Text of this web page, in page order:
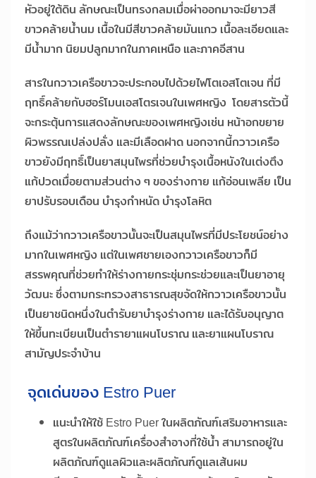
หัวอยู่ใต้ดิน ลักษณะเป็นทรงกลมเมื่อผ่าออกมาจะมียาวสี
ขาวคล้ายน้ำนม เนื้อในมีสีขาวคล้ายมันแกว เนื้อละเอียดและ
มีน้ำมาก นิยมปลูกมากในภาคเหนือ และภาคอีสาน
สารในกวาวเครือขาวจะประกอบไปด้วยไฟโตเอสโตเจน ที่มี
ฤทธิ์คล้ายกับฮอร์โมนเอสโตรเจนในเพศหญิง โดยสารตัวนี้
จะกระตุ้นการแสดงลักษณะของเพศหญิงเช่น หน้าอกขยาย
ผิวพรรณเปล่งปลั่ง และมีเลือดฝาด นอกจากนี้กวาวเครือ
ขาวยังมีฤทธิ์เป็นยาสมุนไพรที่ช่วยบำรุงเนื้อหนังในเต่งตึง
แก้ปวดเมื่อยตามส่วนต่าง ๆ ของร่างกาย แก้อ่อนเพลีย เป็น
ยาปรับรอบเดือน บำรุงกำหนัด บำรุงโลหิต
ถึงแม้ว่ากวาวเครือขาวนั้นจะเป็นสมุนไพรที่มีประโยชน์อย่าง
มากในเพศหญิง แต่ในเพศชายเองกวาวเครือขาวก็มี
สรรพคุณที่ช่วยทำให้ร่างกายกระชุ่มกระช่วยและเป็นยาอายุ
วัฒนะ ซึ่งตามกระทรวงสาธารณสุขจัดให้กวาวเครือขาวนั้น
เป็นยาชนิดหนึ่งในตำรับยาบำรุงร่างกาย และได้รับอนุญาต
ให้ขึ้นทะเบียนเป็นตำรายาแผนโบราณ และยาแผนโบราณ
สามัญประจำบ้าน
จุดเด่นของ Estro Puer
แนะนำให้ใช้ Estro Puer ในผลิตภัณฑ์เสริมอาหารและ
สูตรในผลิตภัณฑ์เครื่องสำอางที่ใช้น้ำ สามารถอยู่ใน
ผลิตภัณฑ์ดูแลผิวและผลิตภัณฑ์ดูแลเส้นผม